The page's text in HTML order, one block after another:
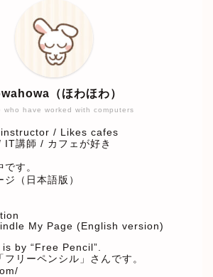
who have worked with computers
（ほわほわ）
/ Likes cafes
IT講師 / カフェが好き
す。
（日本語版）
My Page (English version)
by “Free Pencil”.
リーペンシル」さんです。